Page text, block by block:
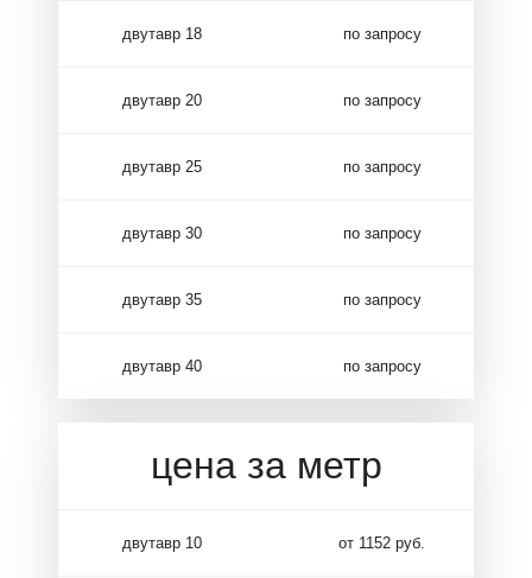
двутавр 18 по запросу
двутавр 20 по запросу
двутавр 25 по запросу
двутавр 30 по запросу
двутавр 35 по запросу
двутавр 40 по запросу
цена за метр
двутавр 10 от 1152 руб.